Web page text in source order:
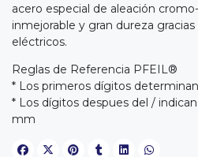
acero especial de aleación
inmejorable y gran dureza
eléctricos.
Reglas de Referencia PFEIL®
* Los primeros dígitos
* Los dígitos despues del /
mm